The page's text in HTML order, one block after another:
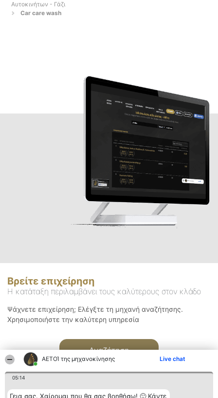
ΑΕΤΟΊ της μηχανοκίνησης Live chat
05:14
Γεια σας. Χαίρομαι που θα σας βοηθήσω! 🙂 Κάντε
Αυτοκινήτων - Γάζι
Car care wash
Βρείτε επιχείρηση
Η κατάταξη περιλαμβάνει τους καλύτερους στον κλάδο
Ψάχνετε επιχείρηση; Ελέγξτε τη μηχανή αναζήτησης.
Χρησιμοποιήστε την καλύτερη υπηρεσία
Αναζήτηση